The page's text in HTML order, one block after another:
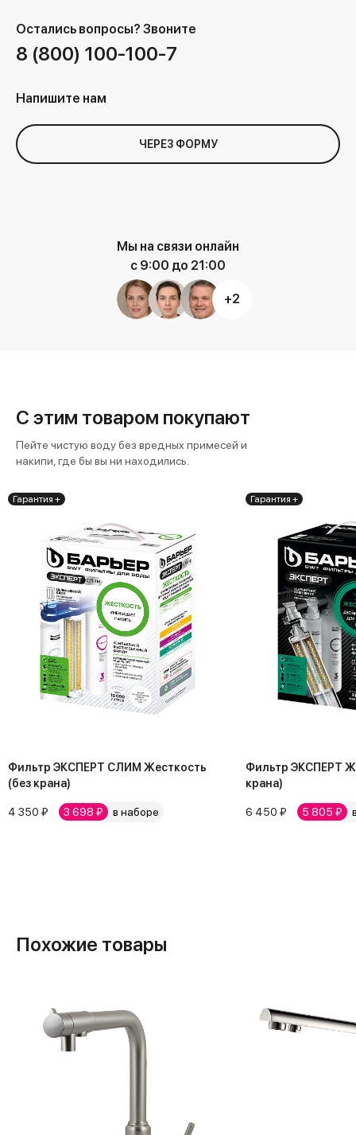
Остались вопросы? Звоните
8 (800) 100-100-7
Напишите нам
ЧЕРЕЗ ФОРМУ
Мы на связи онлайн
с 9:00 до 21:00
+2
С этим товаром покупают
Пейте чистую воду без вредных примесей и
накипи, где бы вы ни находились.
Фильтр ЭКСПЕРТ СЛИМ Жесткость
(без крана)
4 350 ₽ 3 698 ₽ в наборе
Гарантия +
Фильтр ЭКСПЕРТ
крана)
6 450 ₽ 5 805 ₽
Гарантия +
Похожие товары